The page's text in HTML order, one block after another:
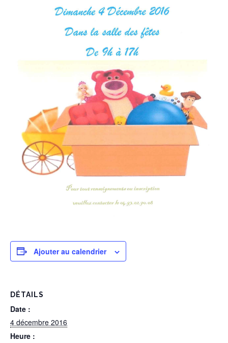
Ajouter au calendrier
DÉTAILS
Date :
4 décembre 2016
Heure :